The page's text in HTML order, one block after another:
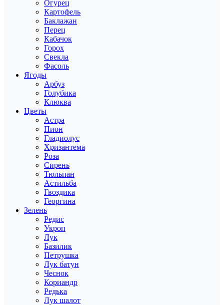
Огурец
Картофель
Баклажан
Перец
Кабачок
Горох
Свекла
Фасоль
Ягоды
Арбуз
Голубика
Клюква
Цветы
Астра
Пион
Гладиолус
Хризантема
Роза
Сирень
Тюльпан
Астильба
Гвоздика
Георгина
Зелень
Редис
Укроп
Лук
Базилик
Петрушка
Лук батун
Чеснок
Кориандр
Редька
Лук шалот